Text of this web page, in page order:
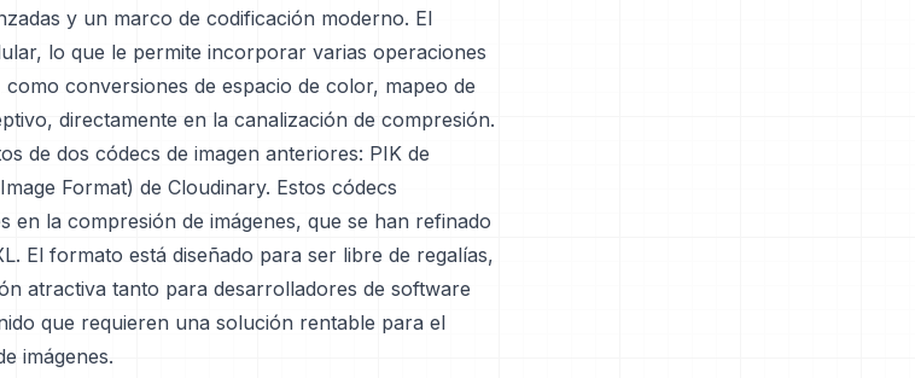
y un marco de codificación moderno. El
lo que le permite incorporar varias operaciones
conversiones de espacio de color, mapeo de
directamente en la canalización de compresión.
de dos códecs de imagen anteriores: PIK de
Format) de Cloudinary. Estos códecs
en la compresión de imágenes, que se han refinado
El formato está diseñado para ser libre de regalías,
atractiva tanto para desarrolladores de software
que requieren una solución rentable para el
imágenes.